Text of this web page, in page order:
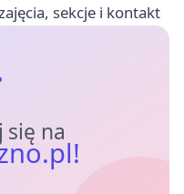
sekcje i kontakt
się na